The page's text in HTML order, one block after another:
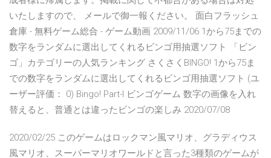
いたしますので、 メールで御一報ください。 面白フラッシュ
倉庫 - 無料ゲーム総合 - ゲーム動画 2009/11/06 1から75までの
数字をランダムに選出してくれるビンゴ用抽選ソフト 「ビン
ゴ」カテゴリーの人気ランキング さくさくBINGO! 1から75ま
での数字をランダムに選出してくれるビンゴ用抽選ソフト (ユ
ーザー評価： 0) Bingo! Part-I ビンゴゲーム 数字の画像を入れ
替えると、普通とは違ったビンゴの楽しみ 2020/07/08
2020/02/25 このゲームはロックマン風マリオ、グラディウス
風マリオ、スーパーマリオワールドと言った3種類のゲームが